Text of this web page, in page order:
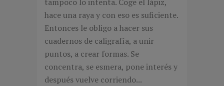
hace una raya y con eso es suficiente.
Entonces le obligo a hacer sus
cuadernos de caligrafía, a unir
puntos, a crear formas. Se
concentra, se esmera, pone interés y
después vuelve corriendo...